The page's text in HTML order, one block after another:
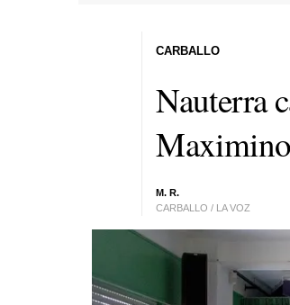
Nauterra
M. R.
CARBALLO / LA VOZ
CARBALLO